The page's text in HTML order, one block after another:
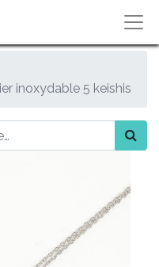
inoxydable 5 keishis